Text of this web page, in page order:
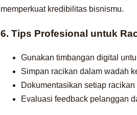
memperkuat kredibilitas bisnismu.
6. Tips Profesional untuk
Gunakan timbangan digital
Simpan racikan dalam wadah
Dokumentasikan setiap
Evaluasi feedback pelanggan